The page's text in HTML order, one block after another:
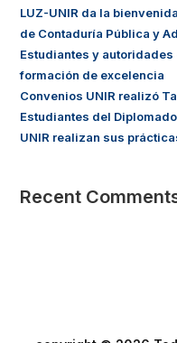
LUZ-UNIR da la
de Contaduría Pública y
Estudiantes y
formación de excelencia
Convenios UNIR realizó
Estudiantes del
UNIR realizan sus
Recent